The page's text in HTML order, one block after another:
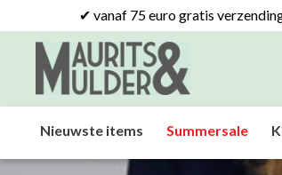
✔ vanaf 75 euro gratis
Nieuwste items Summersale